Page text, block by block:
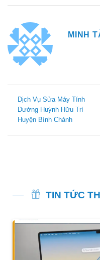
MINH
Dịch Vụ Sửa Máy Tính
Đường Huỳnh Hữu Trí
Huyện Bình Chánh
TIN TỨC